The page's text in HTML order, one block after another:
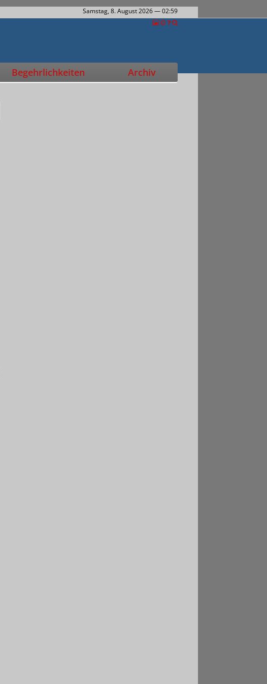
Samstag, 8. August 2026— 02:59
Begehrlichkeiten Archiv